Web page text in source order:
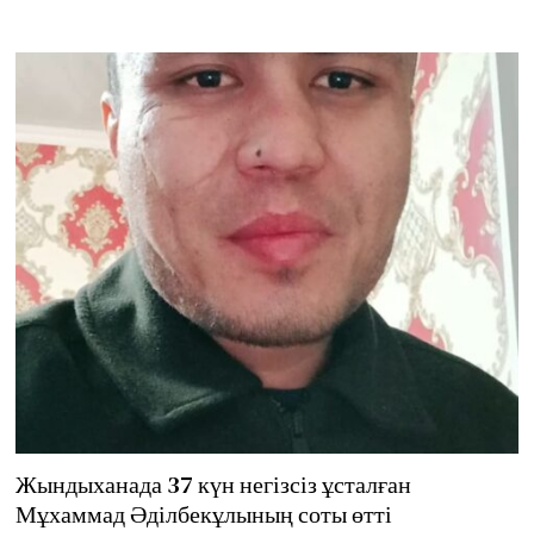
Жындыханада 37 күн негізсіз ұсталған
Мұхаммад Әділбекұлының соты өтті